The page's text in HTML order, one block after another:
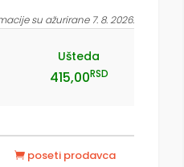
su ažurirane 7. 8. 2026.
Ušteda
415,00RSD
poseti prodavca